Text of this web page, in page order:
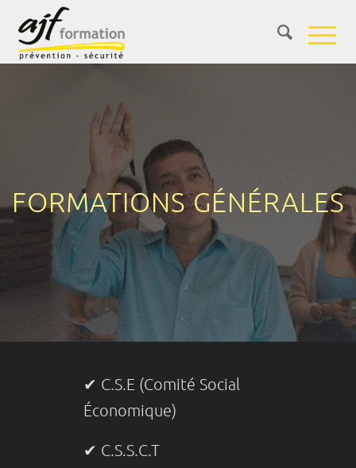
FORMATIONS GÉNÉRALES
✔ C.S.E (Comité Social
Économique)
✔ C.S.S.C.T